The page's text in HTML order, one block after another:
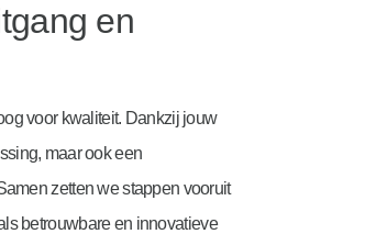
en
voor kwaliteit. Dankzij jouw
maar ook een
zetten we stappen vooruit
betrouwbare en innovatieve